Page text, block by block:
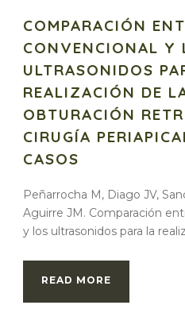
COMPARACIÓN
CONVENCIONAL Y
ULTRASONIDOS
REALIZACIÓN DE
OBTURACIÓN
CIRUGÍA
CASOS
Peñarrocha M, Diago JV,
Aguirre JM. Comparación
y los ultrasonidos para la
READ MORE